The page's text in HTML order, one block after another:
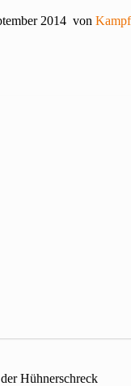
2014 von
Hühnerschreck